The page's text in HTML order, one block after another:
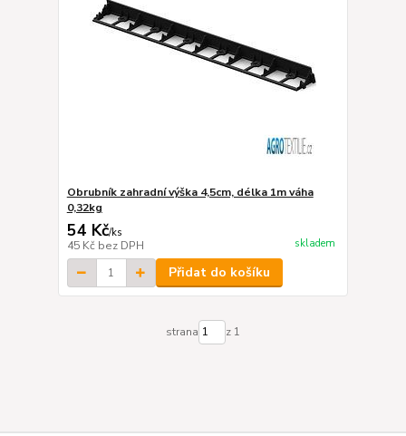
Obrubník zahradní výška 4,5cm, délka 1m váha
0,32kg
54 Kč/ks
45 Kč bez DPH skladem
Přidat do košíku
strana z 1